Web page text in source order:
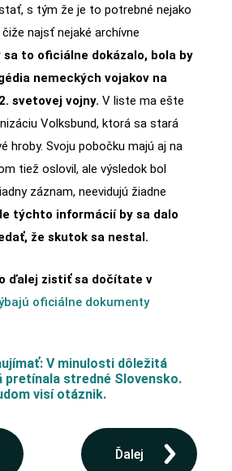
s tým že je to potrebné nejako
najsť nejaké archívne
sa to oficiálne dokázalo, bola by
nemeckých vojakov na
svetovej vojny. V liste ma ešte
Volksbund, ktorá sa stará
hroby. Svoju pobočku majú aj na
tiež oslovil, ale výsledok bol
záznam, neevidujú žiadne
týchto informácií by sa dalo
že skutok sa nestal.
ďalej zistiť sa dočítate v
oficiálne dokumenty
V minulosti dôležitá
pretínala stredné Slovensko.
visí otáznik.
Ďalej